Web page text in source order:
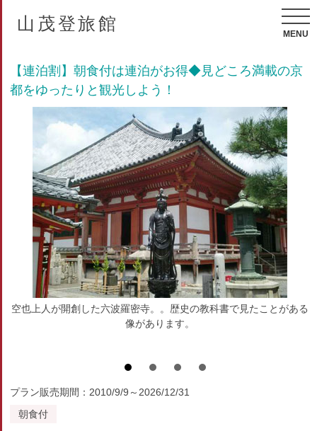
山茂登旅館
MENU
【連泊割】朝食付は連泊がお得◆見どころ満載の京
都をゆったりと観光しよう！
空也上人が開創した六波羅密寺。。歴史の教科書で見たことがある
像があります。
プラン販売期間：2010/9/9～2026/12/31
朝食付